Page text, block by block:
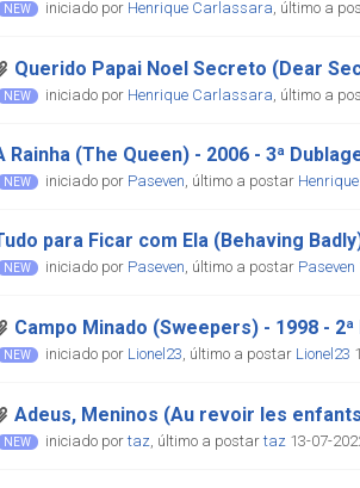
iniciado por Henrique Carlassara, último a
Querido Papai Noel Secreto (Dear
iniciado por Henrique Carlassara, último a
Rainha (The Queen) - 2006 - 3ª
iniciado por Paseven, último a postar
para Ficar com Ela (Behaving
iniciado por Paseven, último a postar Paseven
Campo Minado (Sweepers) - 1998 - 2ª
iniciado por Lionel23, último a postar Lionel23
Adeus, Meninos (Au revoir les
iniciado portaz, último a postartaz 13-07-